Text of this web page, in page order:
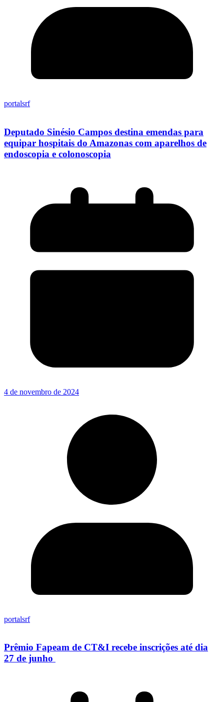
portalsrf
Deputado Sinésio Campos destina emendas para
equipar hospitais do Amazonas com aparelhos de
endoscopia e colonoscopia
4 de novembro de 2024
portalsrf
Prêmio Fapeam de CT&I recebe inscrições até dia
27 de junho